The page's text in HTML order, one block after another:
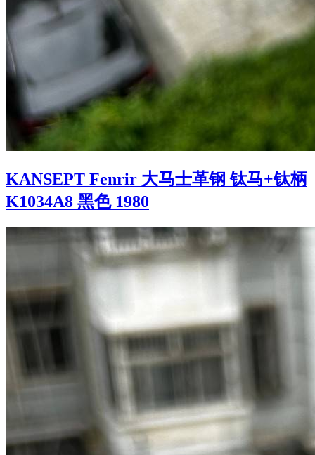
KANSEPT Fenrir 大马士革钢 钛马+钛柄
K1034A8 黑色 1980